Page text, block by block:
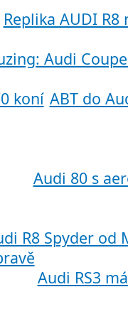
Replika AUDI R8
Audi
ABT do
Audi 80 s
R8 Spyder od
Audi RS3